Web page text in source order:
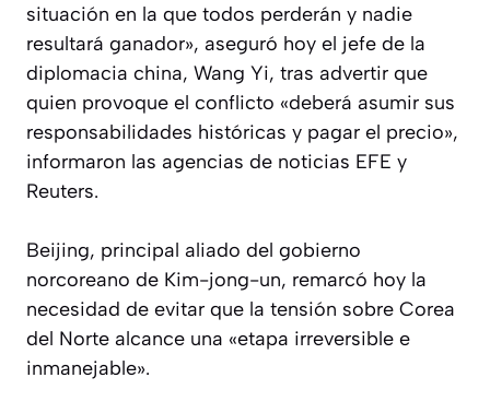
situación en la que todos perderán y nadie
resultará ganador», aseguró hoy el jefe de la
diplomacia china, Wang Yi, tras advertir que
quien provoque el conflicto «deberá asumir sus
responsabilidades históricas y pagar el precio»,
informaron las agencias de noticias EFE y
Reuters.
Beijing, principal aliado del gobierno
norcoreano de Kim-jong-un, remarcó hoy la
necesidad de evitar que la tensión sobre Corea
del Norte alcance una «etapa irreversible e
inmanejable».